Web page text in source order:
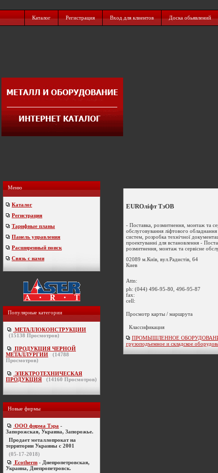
Каталог Регистрация Вход для клиентов Доска обьявлений
Меню
Каталог
Регистрация
Тарифные планы
Панель управления
Расширенный поиск
Связь с нами
Популярные категории
МЕТАЛЛОКОНСТРУКЦИИ
(15138 Просмотров)
ПРОДУКЦИЯ ЧЕРНОЙ
МЕТАЛЛУРГИИ
(14788
Просмотров)
ЭЛЕКТРОТЕХНИЧЕСКАЯ
ПРОДУКЦИЯ
(14160 Просмотров)
Новые фирмы
ООО фирма Тэра -
Запорожская, Украина, Запорожье.
Продает металлопрокат на
территории Украины с 2001
(05-17-2018)
Ecotherm - Днепропетровская,
Украина, Днепропетровск.
EUROліфт ТзОВ
- Поставка, розмитнення, монтаж та
обслуговування ліфтового обладнання
систем, розробка технічної
проектуванні для встановлення -
розмитнення, монтаж та сервісне
02089 м.Київ, вул.Радистів, 64
Киев
Attn:
ph: (044) 496-95-80, 496-95-87
fax:
cell:
Просмотр карты / маршрута
Классификация
ПРОМЫШЛЕННОЕ
грузоподъемное и складское